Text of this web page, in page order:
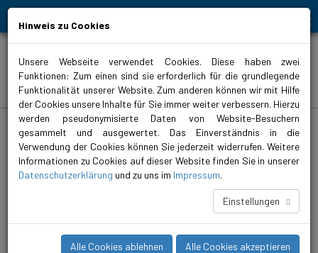
Schulungen
biral.ch > Campus > Schulungen
Was für Schulungen bietet Biral an?
Im Campus in Münsingen bieten wir
Aus- und Weiterbildungen rund um die
Welt der Pumpentechnik an.
Hinweis zu Cookies
Unsere Webseite verwendet Cookies. Diese haben zwei
Funktionen: Zum einen sind sie erforderlich für die grundlegende
Funktionalität unserer Website. Zum anderen können wir mit Hilfe
der Cookies unsere Inhalte für Sie immer weiter verbessern. Hierzu
werden pseudonymisierte Daten von Website-Besuchern
gesammelt und ausgewertet. Das Einverständnis in die
Verwendung der Cookies können Sie jederzeit widerrufen. Weitere
Informationen zu Cookies auf dieser Website finden Sie in unserer
Datenschutzerklärung und zu uns im Impressum.
Einstellungen
Alle Cookies ablehnen Alle Cookies akzeptieren